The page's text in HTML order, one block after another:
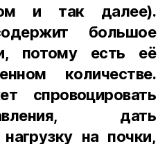
и так далее).
большое
потому есть её
количестве.
спровоцировать
дать
на почки,